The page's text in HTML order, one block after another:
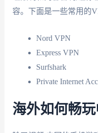
容。下面是一些常用的
Nord VPN
Express VPN
Surfshark
Private Internet
海外如何畅